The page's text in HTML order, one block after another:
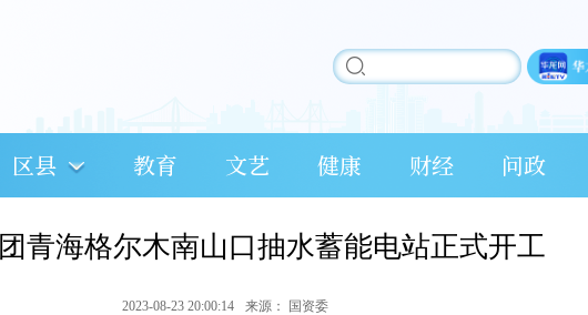
区县 教育 文艺 健康 财经 问政
青海格尔木南山口抽水蓄能电站正式开工
2023-08-23 20:00:14 来源： 国资委